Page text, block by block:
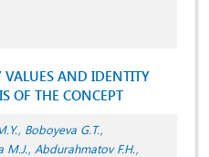
AND IDENTITY
OF THE CONCEPT
Boboyeva G.T.
M.J. Abdurahmatov F.H.